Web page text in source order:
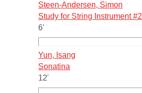
Steen-Andersen, Simon
Study for String Instrument #2
6'
Yun, Isang
Sonatina
12'